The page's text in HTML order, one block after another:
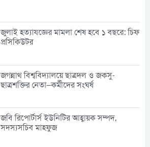
জুলাই হত্যাযজ্ঞের মামলা শেষ হবে ১ বছরে: চিফ
প্রসিকিউটর
জগন্নাথ বিশ্ববিদ্যালয়ে ছাত্রদল ও জকসু-
ছাত্রশক্তির নেতা–কর্মীদের সংঘর্ষ
জবি রিপোর্টার্স ইউনিটির আহ্বায়ক সম্পদ,
সদস্যসচিব মাহফুজ